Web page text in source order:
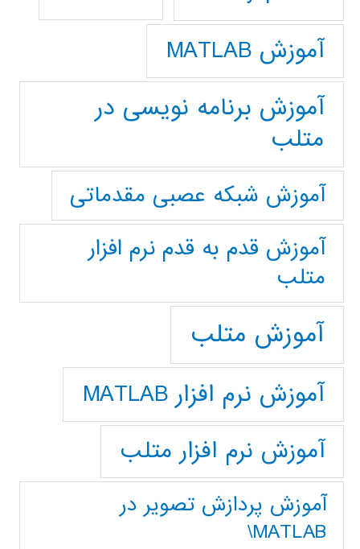
آموزش MATLAB
آموزش برنامه نویسی در
متلب
آموزش شبکه عصبی مقدماتی
آموزش قدم به قدم نرم افزار
متلب
آموزش متلب
آموزش نرم افزار MATLAB
آموزش نرم افزار متلب
آموزش پردازش تصوير در
MATLAB\